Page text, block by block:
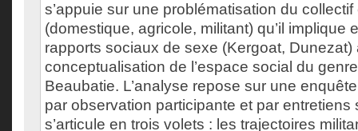
s’appuie sur une problématisation du
(domestique, agricole, militant) qu’il implique
rapports sociaux de sexe (Kergoat, Dunezat)
conceptualisation de l’espace social du
Beaubatie. L’analyse repose sur une
par observation participante et par entretiens
s’articule en trois volets : les trajectoires